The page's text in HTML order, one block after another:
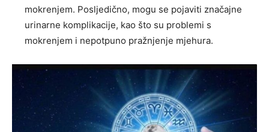
mokrenjem. Posljedično, mogu se pojaviti značajne
urinarne komplikacije, kao što su problemi s
mokrenjem i nepotpuno pražnjenje mjehura.